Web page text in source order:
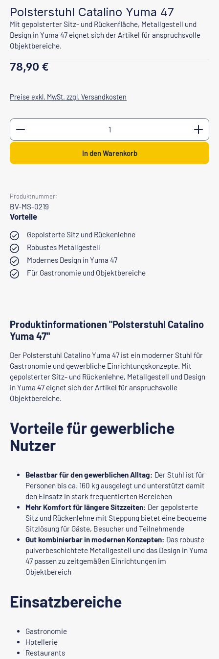
Polsterstuhl Catalino Yuma 47
Mit gepolsterter Sitz- und Rückenfläche, Metallgestell und
Design in Yuma 47 eignet sich der Artikel für anspruchsvolle
Objektbereiche.
Regulärer Preis:
78,90 €
Preise exkl. MwSt. zzgl. Versandkosten
Produkt Anzahl: Gib den gewünschten Wert ein
In den Warenkorb
Produktnummer:
BV-MS-0219
Vorteile
Gepolsterte Sitz und Rückenlehne
Robustes Metallgestell
Modernes Design in Yuma 47
Für Gastronomie und Objektbereiche
Produktinformationen "Polsterstuhl Catalino
Yuma 47"
Der Polsterstuhl Catalino Yuma 47 ist ein moderner Stuhl für
Gastronomie und gewerbliche Einrichtungskonzepte. Mit
gepolsterter Sitz- und Rückenlehne, Metallgestell und Design
in Yuma 47 eignet sich der Artikel für anspruchsvolle
Objektbereiche.
Vorteile für gewerbliche
Nutzer
Belastbar für den gewerblichen Alltag: Der Stuhl ist für
Personen bis ca. 160 kg ausgelegt und unterstützt damit
den Einsatz in stark frequentierten Bereichen
Mehr Komfort für längere Sitzzeiten: Der gepolsterte
Sitz und Rückenlehne mit Steppung bietet eine bequeme
Sitzlösung für Gäste, Besucher und Teilnehmende
Gut kombinierbar in modernen Konzepten: Das robuste
pulverbeschichtete Metallgestell und das Design in Yuma
47 passen zu zeitgemäßen Einrichtungen im
Objektbereich
Einsatzbereiche
Gastronomie
Hotellerie
Restaurants